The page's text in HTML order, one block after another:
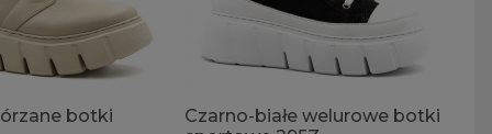
botki
Czarno-białe welurowe botki